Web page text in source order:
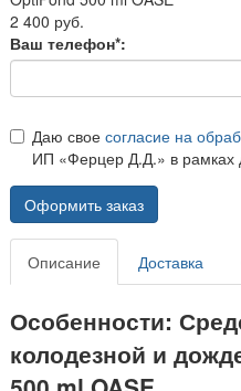
2 400 руб.
Ваш телефон*:
Даю свое согласие на
ИП «Ферцер Д.Д.» в рамках
Оформить заказ
Описание Доставка
Особенности:
колодезной и